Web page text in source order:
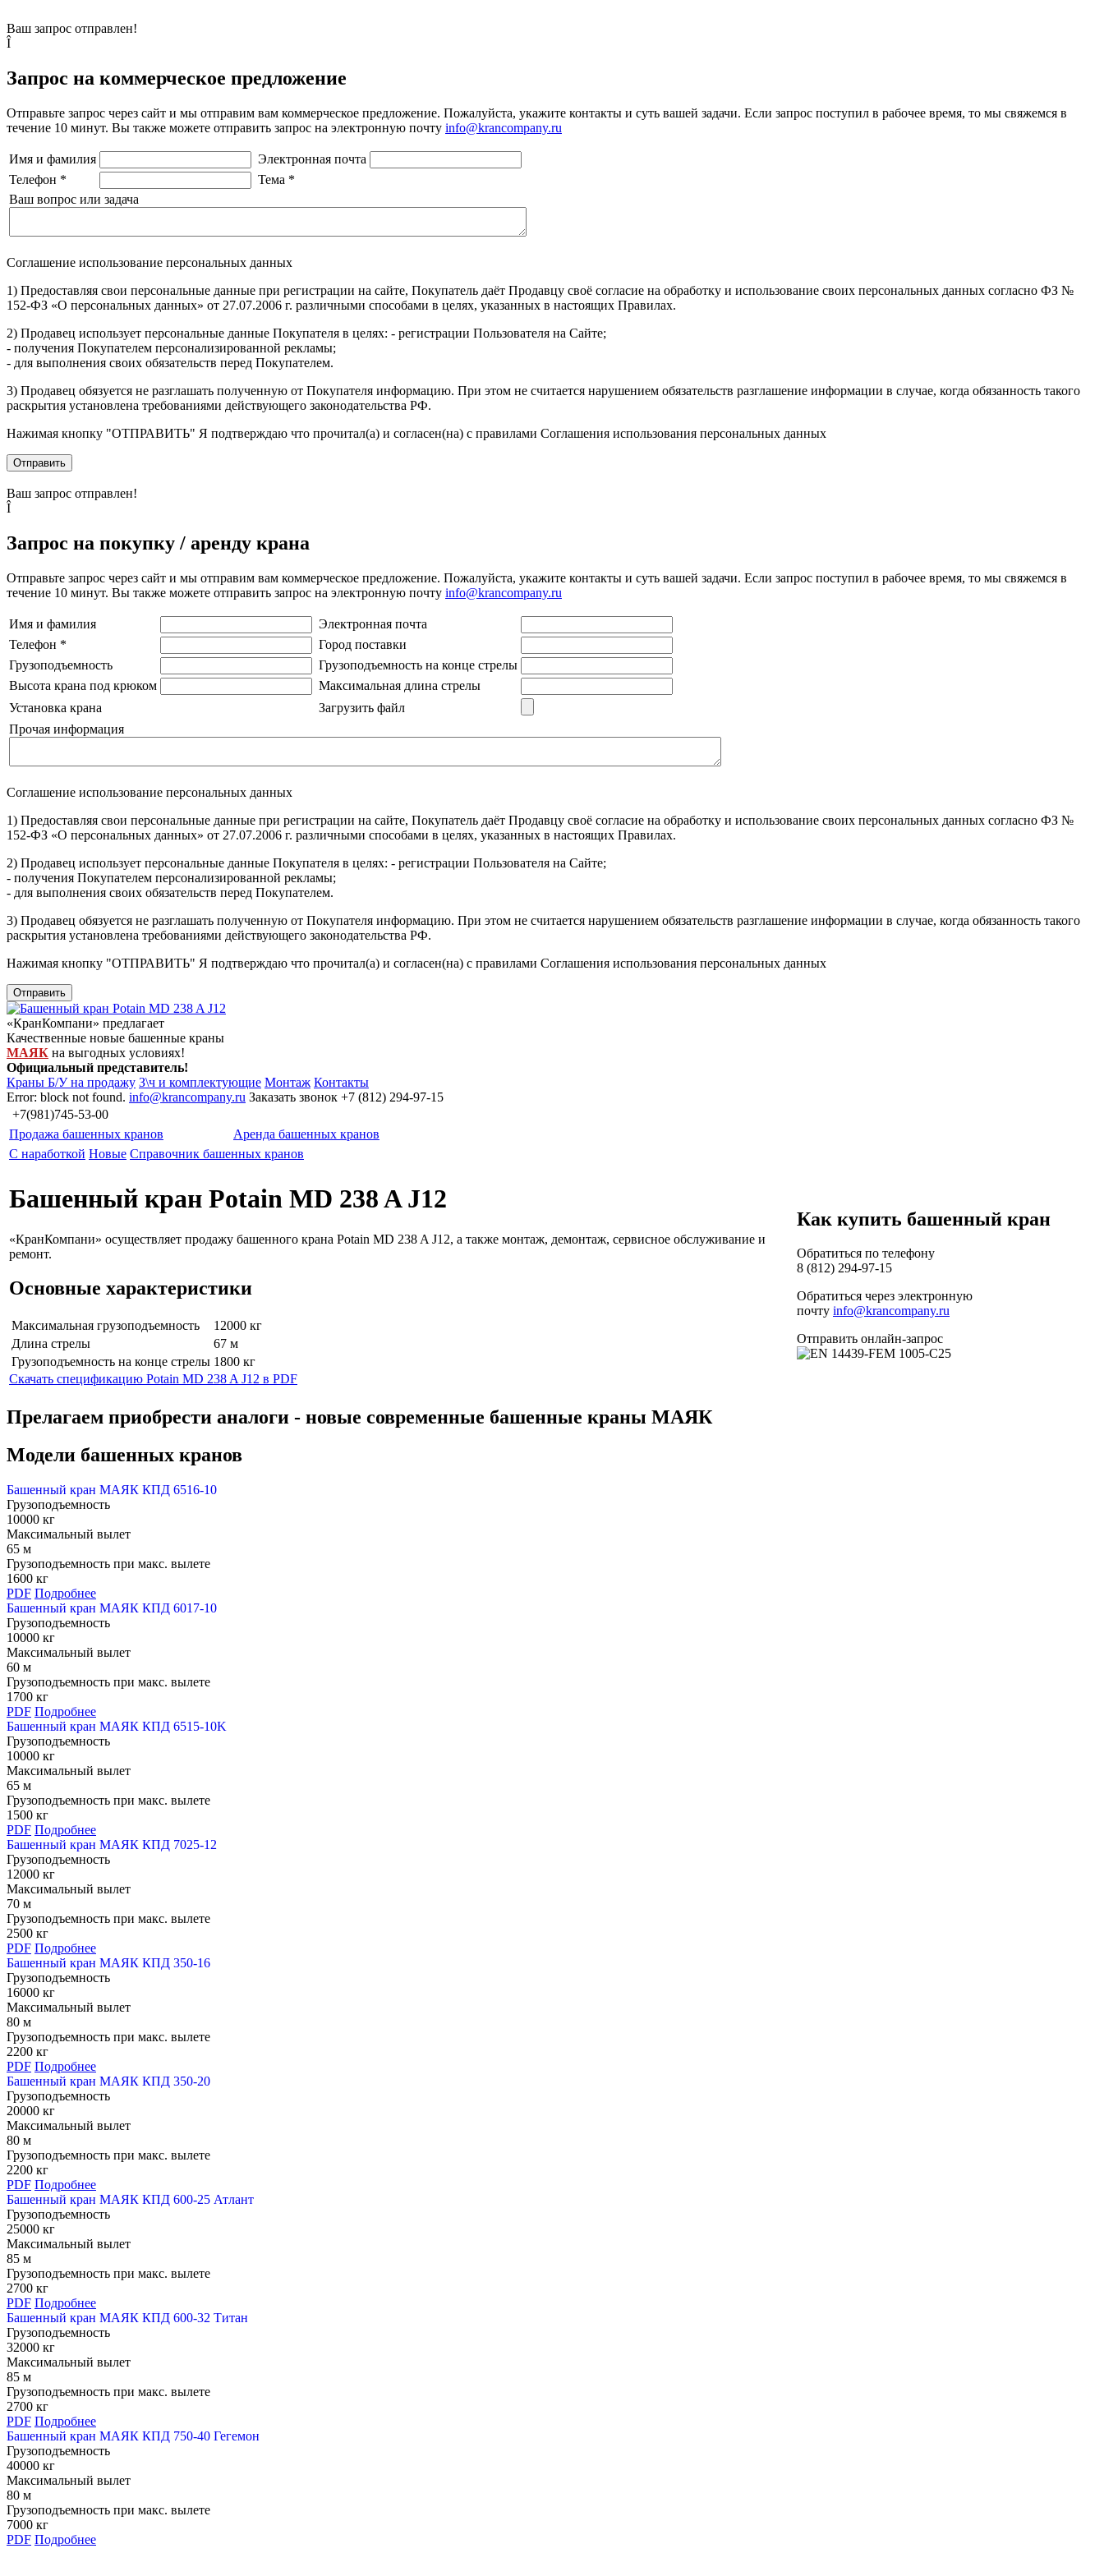
Ваш запрос отправлен!
Î
Запрос на коммерческое предложение
Отправьте запрос через сайт и мы отправим вам коммерческое предложение. Пожалуйста, укажите контакты и суть вашей задачи. Если запрос поступил в рабочее время, то мы свяжемся в
течение 10 минут. Вы также можете отправить запрос на электронную почту info@krancompany.ru
Имя и фамилия
Электронная почта
Телефон * Тема *
Ваш вопрос или задача
Соглашение использование персональных данных
1) Предоставляя свои персональные данные при регистрации на сайте, Покупатель даёт Продавцу своё согласие на обработку и использование своих персональных данных согласно ФЗ №
152-ФЗ «О персональных данных» от 27.07.2006 г. различными способами в целях, указанных в настоящих Правилах.
2) Продавец использует персональные данные Покупателя в целях: - регистрации Пользователя на Сайте;
- получения Покупателем персонализированной рекламы;
- для выполнения своих обязательств перед Покупателем.
3) Продавец обязуется не разглашать полученную от Покупателя информацию. При этом не считается нарушением обязательств разглашение информации в случае, когда обязанность такого
раскрытия установлена требованиями действующего законодательства РФ.
Нажимая кнопку "ОТПРАВИТЬ" Я подтверждаю что прочитал(а) и согласен(на) с правилами Соглашения использования персональных данных
Отправить
Ваш запрос отправлен!
Î
Запрос на покупку / аренду крана
Отправьте запрос через сайт и мы отправим вам коммерческое предложение. Пожалуйста, укажите контакты и суть вашей задачи. Если запрос поступил в рабочее время, то мы свяжемся в
течение 10 минут. Вы также можете отправить запрос на электронную почту info@krancompany.ru
Имя и фамилия
Электронная почта
Телефон *
Город поставки
Грузоподъемность
Грузоподъемность на конце стрелы
Высота крана под крюком
Максимальная длина стрелы
Установка крана
Загрузить файл
Прочая информация
Соглашение использование персональных данных
1) Предоставляя свои персональные данные при регистрации на сайте, Покупатель даёт Продавцу своё согласие на обработку и использование своих персональных данных согласно ФЗ №
152-ФЗ «О персональных данных» от 27.07.2006 г. различными способами в целях, указанных в настоящих Правилах.
2) Продавец использует персональные данные Покупателя в целях: - регистрации Пользователя на Сайте;
- получения Покупателем персонализированной рекламы;
- для выполнения своих обязательств перед Покупателем.
3) Продавец обязуется не разглашать полученную от Покупателя информацию. При этом не считается нарушением обязательств разглашение информации в случае, когда обязанность такого
раскрытия установлена требованиями действующего законодательства РФ.
Нажимая кнопку "ОТПРАВИТЬ" Я подтверждаю что прочитал(а) и согласен(на) с правилами Соглашения использования персональных данных
Отправить
«КранКомпани» предлагает
Качественные новые башенные краны
МАЯК на выгодных условиях!
Официальный представитель!
Краны Б/У на продажу З\ч и комплектующие Монтаж Контакты
Error: block not found. info@krancompany.ru Заказать звонок +7 (812) 294-97-15
+7(981)745-53-00
Продажа башенных кранов
Аренда башенных кранов
С наработкой Новые Справочник башенных кранов
Башенный кран Potain MD 238 A J12
«КранКомпани» осуществляет продажу башенного крана Potain MD 238 A J12, а также монтаж, демонтаж, сервисное обслуживание и
ремонт.
Основные характеристики
Максимальная грузоподъемность
12000 кг
Длина стрелы
67 м
Грузоподъемность на конце стрелы 1800 кг
Скачать спецификацию Potain MD 238 A J12 в PDF
Как купить башенный кран
Обратиться по телефону
8 (812) 294-97-15
Обратиться через электронную
почту info@krancompany.ru
Отправить онлайн-запрос
Прелагаем приобрести аналоги - новые современные башенные краны МАЯК
Модели башенных кранов
Башенный кран МАЯК КПД 6516-10
Грузоподъемность
10000 кг
Максимальный вылет
65 м
Грузоподъемность при макс. вылете
1600 кг
PDF Подробнее
Башенный кран МАЯК КПД 6017-10
Грузоподъемность
10000 кг
Максимальный вылет
60 м
Грузоподъемность при макс. вылете
1700 кг
PDF Подробнее
Башенный кран МАЯК КПД 6515-10K
Грузоподъемность
10000 кг
Максимальный вылет
65 м
Грузоподъемность при макс. вылете
1500 кг
PDF Подробнее
Башенный кран МАЯК КПД 7025-12
Грузоподъемность
12000 кг
Максимальный вылет
70 м
Грузоподъемность при макс. вылете
2500 кг
PDF Подробнее
Башенный кран МАЯК КПД 350-16
Грузоподъемность
16000 кг
Максимальный вылет
80 м
Грузоподъемность при макс. вылете
2200 кг
PDF Подробнее
Башенный кран МАЯК КПД 350-20
Грузоподъемность
20000 кг
Максимальный вылет
80 м
Грузоподъемность при макс. вылете
2200 кг
PDF Подробнее
Башенный кран МАЯК КПД 600-25 Атлант
Грузоподъемность
25000 кг
Максимальный вылет
85 м
Грузоподъемность при макс. вылете
2700 кг
PDF Подробнее
Башенный кран МАЯК КПД 600-32 Титан
Грузоподъемность
32000 кг
Максимальный вылет
85 м
Грузоподъемность при макс. вылете
2700 кг
PDF Подробнее
Башенный кран МАЯК КПД 750-40 Гегемон
Грузоподъемность
40000 кг
Максимальный вылет
80 м
Грузоподъемность при макс. вылете
7000 кг
PDF Подробнее